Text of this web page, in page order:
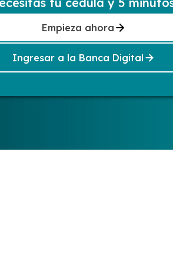
Empieza ahora
Ingresar a la Banca Digital